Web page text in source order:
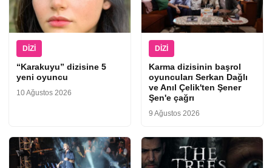
DIZI
“Karakuyu” dizisine 5
yeni oyuncu
10 Ağustos 2026
DIZI
Karma dizisinin başrol
oyuncuları Serkan Dağlı
ve Anıl Çelik'ten Şener
Şen'e çağrı
9 Ağustos 2026